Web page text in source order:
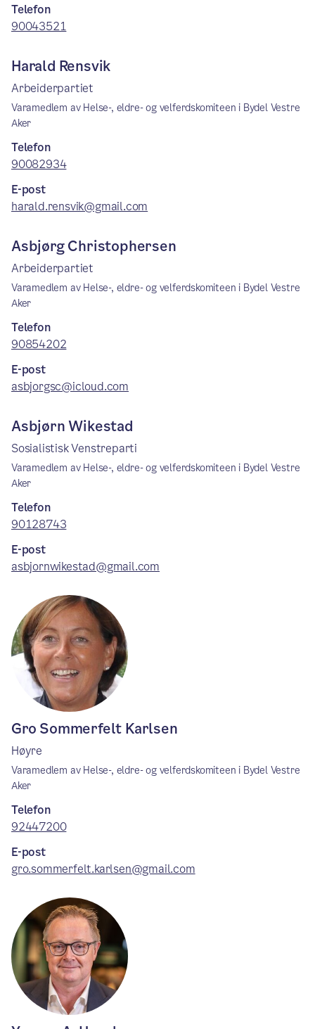
Telefon
90043521
Harald Rensvik
Arbeiderpartiet
Varamedlem av Helse-, eldre- og velferdskomiteen i Bydel Vestre
Aker
Telefon
90082934
E-post
harald.rensvik@gmail.com
Asbjørg Christophersen
Arbeiderpartiet
Varamedlem av Helse-, eldre- og velferdskomiteen i Bydel Vestre
Aker
Telefon
90854202
E-post
asbjorgsc@icloud.com
Asbjørn Wikestad
Sosialistisk Venstreparti
Varamedlem av Helse-, eldre- og velferdskomiteen i Bydel Vestre
Aker
Telefon
90128743
E-post
asbjornwikestad@gmail.com
Gro Sommerfelt Karlsen
Høyre
Varamedlem av Helse-, eldre- og velferdskomiteen i Bydel Vestre
Aker
Telefon
92447200
E-post
gro.sommerfelt.karlsen@gmail.com